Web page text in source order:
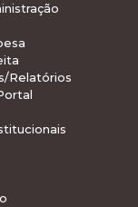
Relatórios